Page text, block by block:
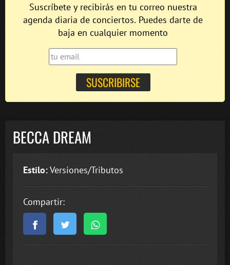
Suscríbete y recibirás en tu correo nuestra
agenda diaria de conciertos. Puedes darte de
baja en cualquier momento
BECCA DREAM
Estilo:Versiones/Tributos
Compartir: